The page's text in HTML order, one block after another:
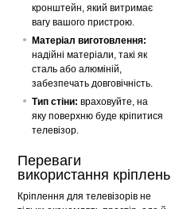
кронштейн, який витримає
вагу вашого пристрою.
Матеріал виготовлення:
надійні матеріали, такі як
сталь або алюміній,
забезпечать довговічність.
Тип стіни: враховуйте, на
яку поверхню буде кріпитися
телевізор.
Переваги
використання кріплень
Кріплення для телевізорів не